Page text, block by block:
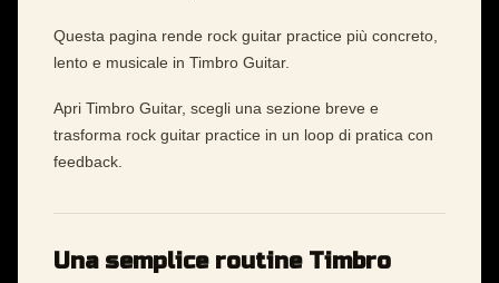
Questa pagina rende rock guitar practice più concreto,
lento e musicale in Timbro Guitar.
Apri Timbro Guitar, scegli una sezione breve e
trasforma rock guitar practice in un loop di pratica con
feedback.
Una semplice routine Timbro